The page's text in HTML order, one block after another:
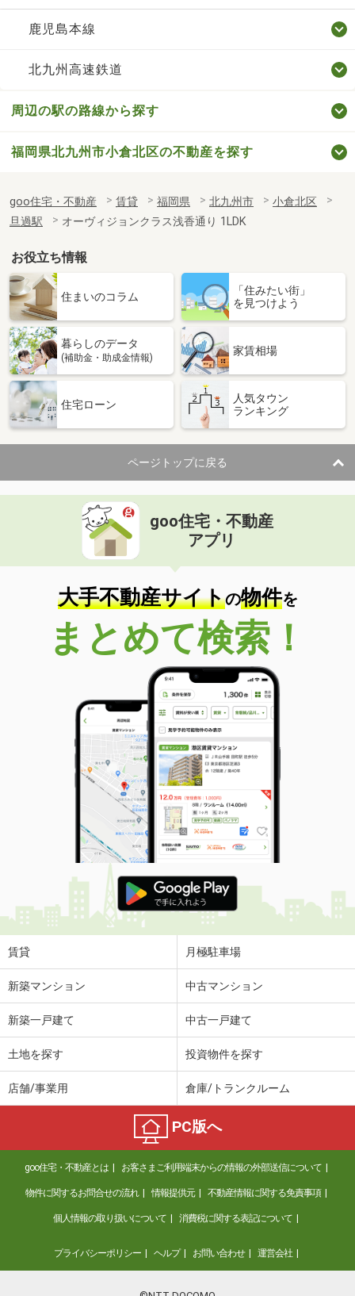
鹿児島本線
北九州高速鉄道
周辺の駅の路線から探す
福岡県北九州市小倉北区の不動産を探す
goo住宅・不動産 賃貸 福岡県 北九州市
小倉北区
旦過駅
オーヴィジョンクラス浅香通り 1LDK
お役立ち情報
住まいのコラム
「住みたい街」
を見つけよう
暮らしのデータ
(補助金・助成金情報)
家賃相場
住宅ローン
人気タウン
ランキング
ページトップに戻る
goo住宅・不動産
アプリ
大手不動産サイトの物件を
まとめて検索！
賃貸 月極駐車場
新築マンション 中古マンション
新築一戸建て 中古一戸建て
土地を探す 投資物件を探す
店舗/事業用 倉庫/トランクルーム
PC版へ
goo住宅・不動産とは お客さまご利用端末からの情報の外部送信について
物件に関するお問合せの流れ 情報提供元 不動産情報に関する免責事項
個人情報の取り扱いについて 消費税に関する表記について
プライバシーポリシー ヘルプ お問い合わせ 運営会社